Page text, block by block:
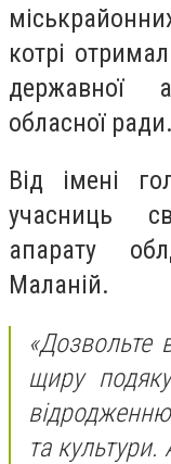
котрі
державної
обласної ради.
Від імені
учасниць
апарату
Маланій.
«Дозвольте
щиру
відродженню
та